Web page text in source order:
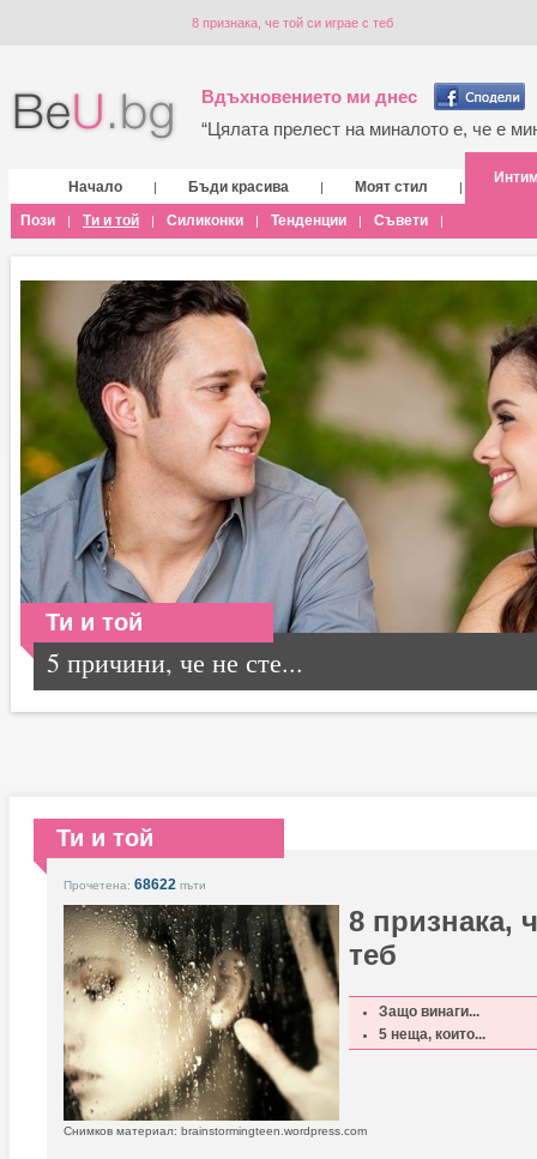
8 признака, че той си играе с теб
Вдъхновението ми днес
“Цялата прелест на миналото е, че е
Начало | Бъди красива | Моят стил |
Пози | Ти и той | Силиконки | Тенденции | Съвети |
Ти и той
5 причини, че не сте...
Ти и той
Прочетена: 68622 пъти
8 признака,
теб
Защо винаги...
5 неща, които...
Снимков материал: brainstormingteen.wordpress.com